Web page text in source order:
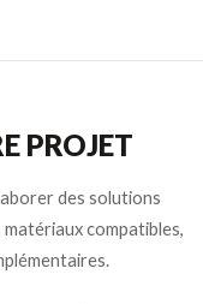
PROJET
des solutions
compatibles,